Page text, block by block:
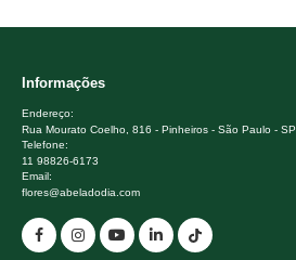
Informações
Endereço:
Rua Mourato Coelho, 816 - Pinheiros - São Paulo - SP
Telefone:
11 98826-6173
Email:
flores@abeladodia.com